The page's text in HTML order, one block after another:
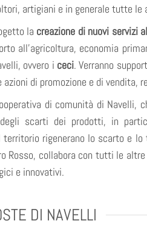
artigiani e in generale tutte
la creazione di nuovi servizi
all’agricoltura, economia
ovvero i ceci. Verranno
di promozione e di vendita,
di comunità di Navelli,
scarti dei prodotti, in
territorio rigenerano lo scarto e
Rosso, collabora con tutti le
e innovativi.
DI NAVELLI